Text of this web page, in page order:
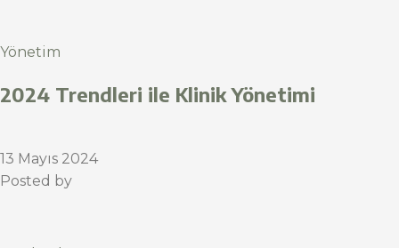
Yönetim
2024 Trendleri ile Klinik Yönetimi
13 Mayıs 2024
Posted by